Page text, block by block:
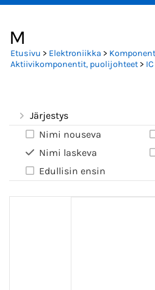
M
Etusivu > Elektroniikka >
Aktiivikomponentit, puolijohteet>
Järjestys
Nimi nouseva
Nimi laskeva
Edullisin ensin